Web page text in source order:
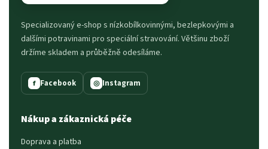
Specializovaný e-shop s nízkobílkovinnými, bezlepkovými a
dalšími potravinami pro speciální stravování. Většinu zboží
držíme skladem a průběžně odesíláme.
f Facebook ◎ Instagram
Nákup a zákaznická péče
Doprava a platba